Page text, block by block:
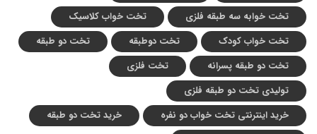
تخت خوابه سه طبقه فلزی
تخت خواب کلاسیک
تخت خواب کودک
تخت دوطبقه
تخت دو طبقه
تخت دو طبقه پسرانه
تخت فلزی
تولیدی تخت دو طبقه فلزی
خرید اینترنتی تخت خواب دو نفره
خرید تخت دو طبقه